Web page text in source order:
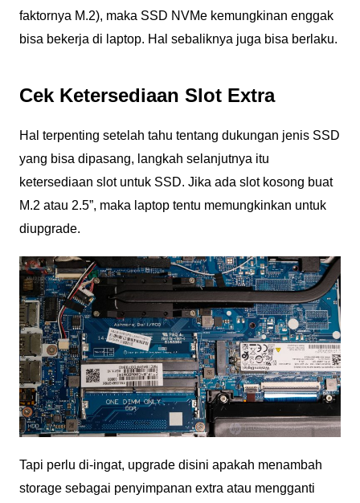
faktornya M.2), maka SSD NVMe kemungkinan enggak
bisa bekerja di laptop. Hal sebaliknya juga bisa berlaku.
Cek Ketersediaan Slot Extra
Hal terpenting setelah tahu tentang dukungan jenis SSD
yang bisa dipasang, langkah selanjutnya itu
ketersediaan slot untuk SSD. Jika ada slot kosong buat
M.2 atau 2.5”, maka laptop tentu memungkinkan untuk
diupgrade.
Tapi perlu di-ingat, upgrade disini apakah menambah
storage sebagai penyimpanan extra atau mengganti